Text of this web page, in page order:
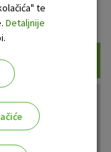
te
Detaljnije